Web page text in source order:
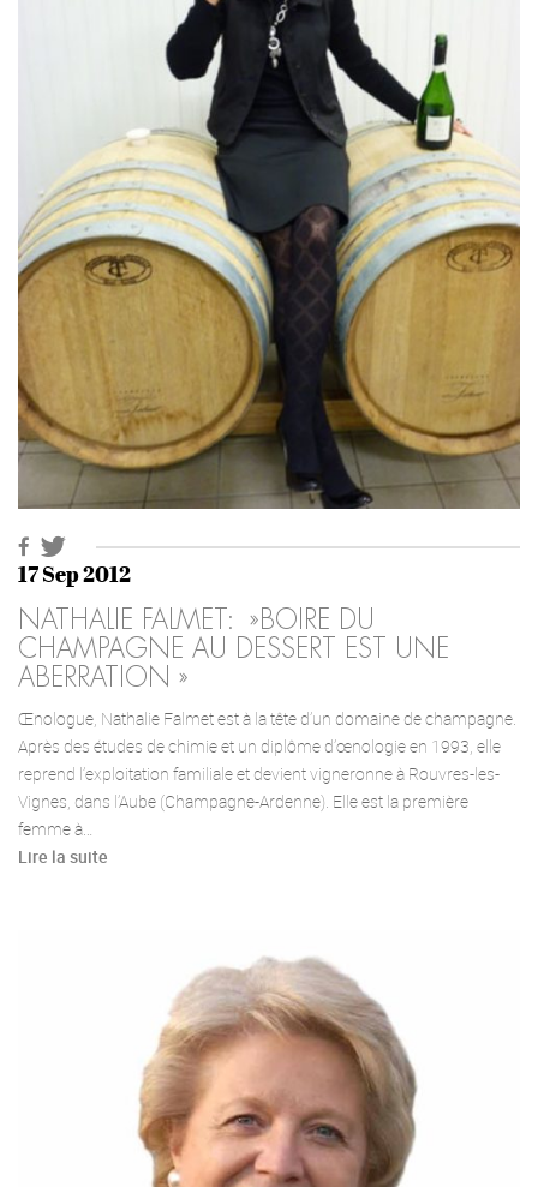
17 Sep 2012
NATHALIE FALMET: »BOIRE DU
CHAMPAGNE AU DESSERT EST UNE
ABERRATION »
Œnologue, Nathalie Falmet est à la tête d’un domaine de champagne.
Après des études de chimie et un diplôme d’œnologie en 1993, elle
reprend l’exploitation familiale et devient vigneronne à Rouvres-les-
Vignes, dans l’Aube (Champagne-Ardenne). Elle est la première
femme à…
Lire la suite